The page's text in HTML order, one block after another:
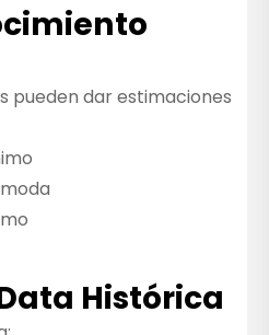
pueden dar estimaciones
Histórica